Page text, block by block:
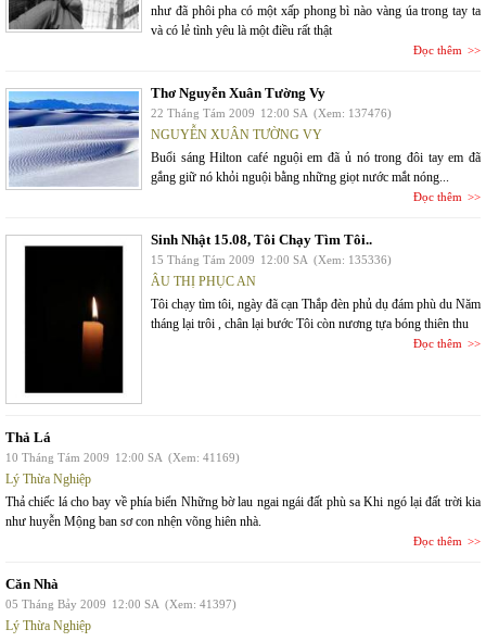
như đã phôi pha có một xấp phong bì nào vàng úa trong tay ta
và có lẻ tình yêu là một điều rất thật
Đọc thêm
Thơ Nguyễn Xuân Tường Vy
22 Tháng Tám 2009 12:00 SA (Xem: 137476)
NGUYỄN XUÂN TƯỜNG VY
Buổi sáng Hilton café nguội em đã ủ nó trong đôi tay em đã
gắng giữ nó khỏi nguội bằng những giọt nước mắt nóng...
Đọc thêm
Sinh Nhật 15.08, Tôi Chạy Tìm Tôi..
15 Tháng Tám 2009 12:00 SA (Xem: 135336)
ÂU THỊ PHỤC AN
Tôi chạy tìm tôi, ngày đã cạn Thắp đèn phủ dụ đám phù du Năm
tháng lại trôi , chân lại bước Tôi còn nương tựa bóng thiên thu
Đọc thêm
Thả Lá
10 Tháng Tám 2009 12:00 SA (Xem: 41169)
Lý Thừa Nghiệp
Thả chiếc lá cho bay về phía biển Những bờ lau ngai ngái đất phù sa Khi ngó lại đất trời kia
như huyễn Mộng ban sơ con nhện võng hiên nhà.
Đọc thêm
Căn Nhà
05 Tháng Bảy 2009 12:00 SA (Xem: 41397)
Lý Thừa Nghiệp